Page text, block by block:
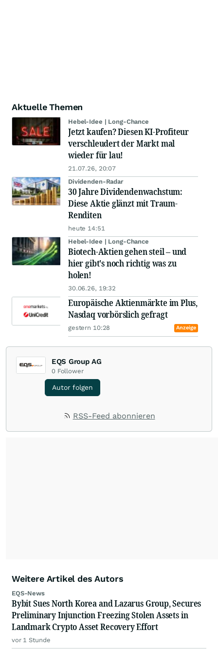
Aktuelle Themen
Hebel-Idee | Long-Chance
Jetzt kaufen? Diesen KI-Profiteur
verschleudert der Markt mal
wieder für lau!
21.07.26, 20:07
Dividenden-Radar
30 Jahre Dividendenwachstum:
Diese Aktie glänzt mit Traum-
Renditen
heute 14:51
Hebel-Idee | Long-Chance
Biotech-Aktien gehen steil – und
hier gibt's noch richtig was zu
holen!
30.06.26, 19:32
Europäische Aktienmärkte im Plus,
Nasdaq vorbörslich gefragt
gestern 10:28 Anzeige
EQS Group AG
0 Follower
Autor folgen
RSS-Feed abonnieren
Weitere Artikel des Autors
EQS-News
Bybit Sues North Korea and Lazarus Group, Secures
Preliminary Injunction Freezing Stolen Assets in
Landmark Crypto Asset Recovery Effort
vor 1 Stunde